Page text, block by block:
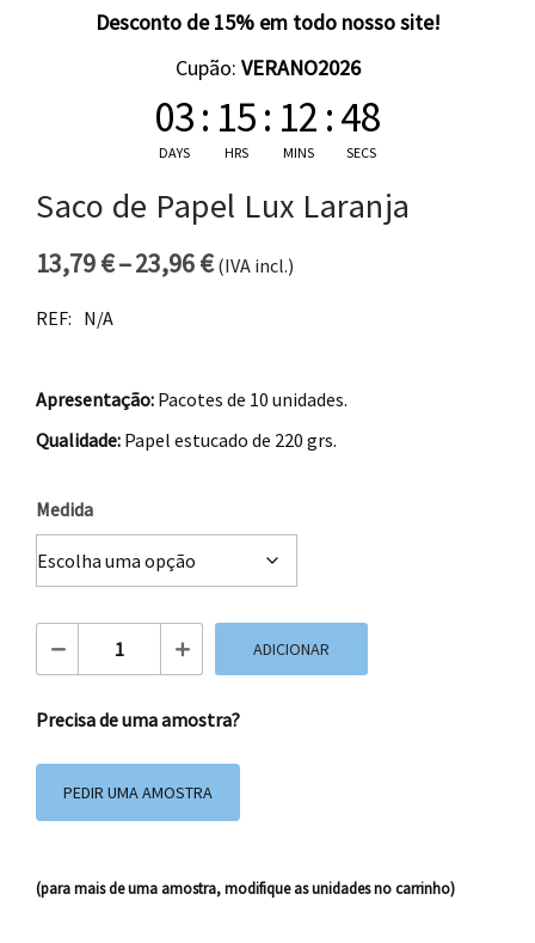
Desconto de 15% em todo nosso site!
Cupão: VERANO2026
03
DAYS
: 15
HRS
: 12
MINS
:48
SECS
Saco de Papel Lux Laranja
13,79€–23,96€
Price range: 13,79 € through
(IVA incl.)
REF: N/A
Apresentação: Pacotes de 10 unidades.
Qualidade: Papel estucado de 220 grs.
Medida
Quantidade de Saco de Papel Lux Laranja
ADICIONAR
Precisa de uma amostra?
PEDIR UMA AMOSTRA
(para mais de uma amostra, modifique as unidades no carrinho)